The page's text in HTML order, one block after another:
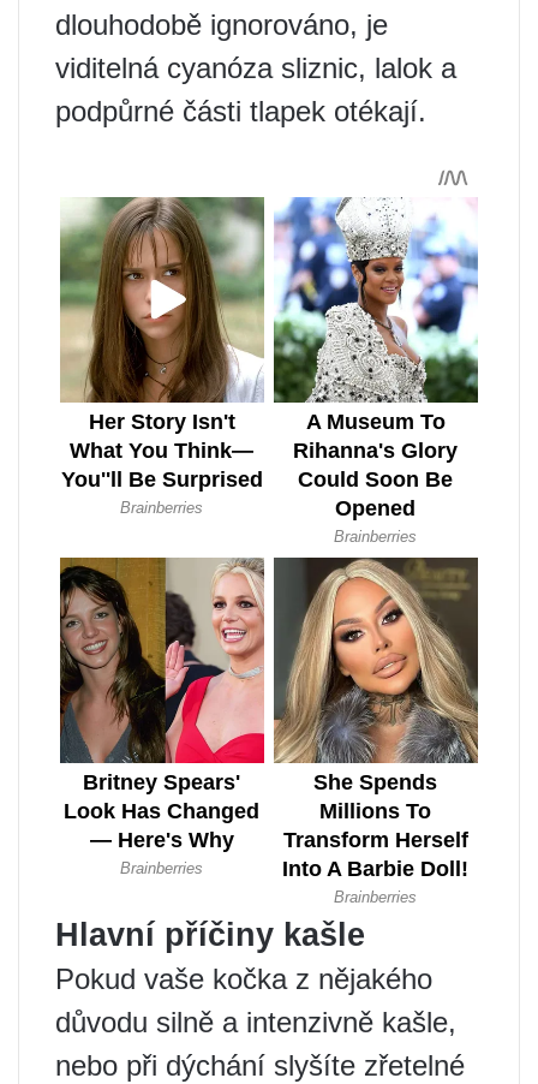
dlouhodobě ignorováno, je
viditelná cyanóza sliznic, lalok a
podpůrné části tlapek otékají.
Hlavní příčiny kašle
Pokud vaše kočka z nějakého
důvodu silně a intenzivně kašle,
nebo při dýchání slyšíte zřetelné